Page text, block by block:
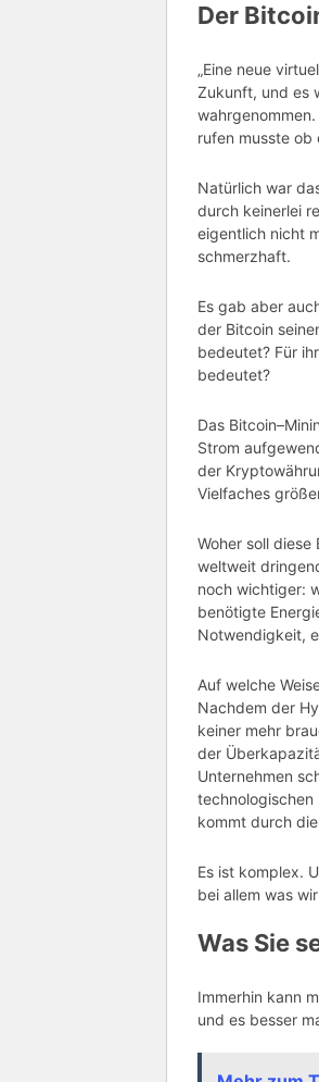
Der
„Eine neue
Zukunft, und es
rufen musste ob
Natürlich war
durch keinerlei
eigentlich nicht
schmerzhaft.
Es gab aber
der Bitcoin
bedeutet? Für
bedeutet?
Das Bitcoin–
Strom
der
Vielfaches
Woher soll
weltweit
noch wichtiger:
benötigte
Notwendigkeit,
Auf welche
Nachdem der
keiner mehr
der
Unternehmen
technologischen
kommt durch
Es ist komplex.
bei allem was
Was Sie
Immerhin kann
und es besser